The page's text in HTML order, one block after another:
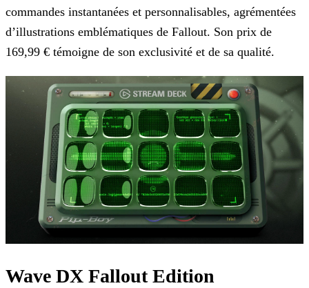
commandes instantanées et personnalisables, agrémentées
d’illustrations emblématiques de Fallout. Son prix de
169,99 € témoigne de son exclusivité et de sa qualité.
Wave DX Fallout Edition